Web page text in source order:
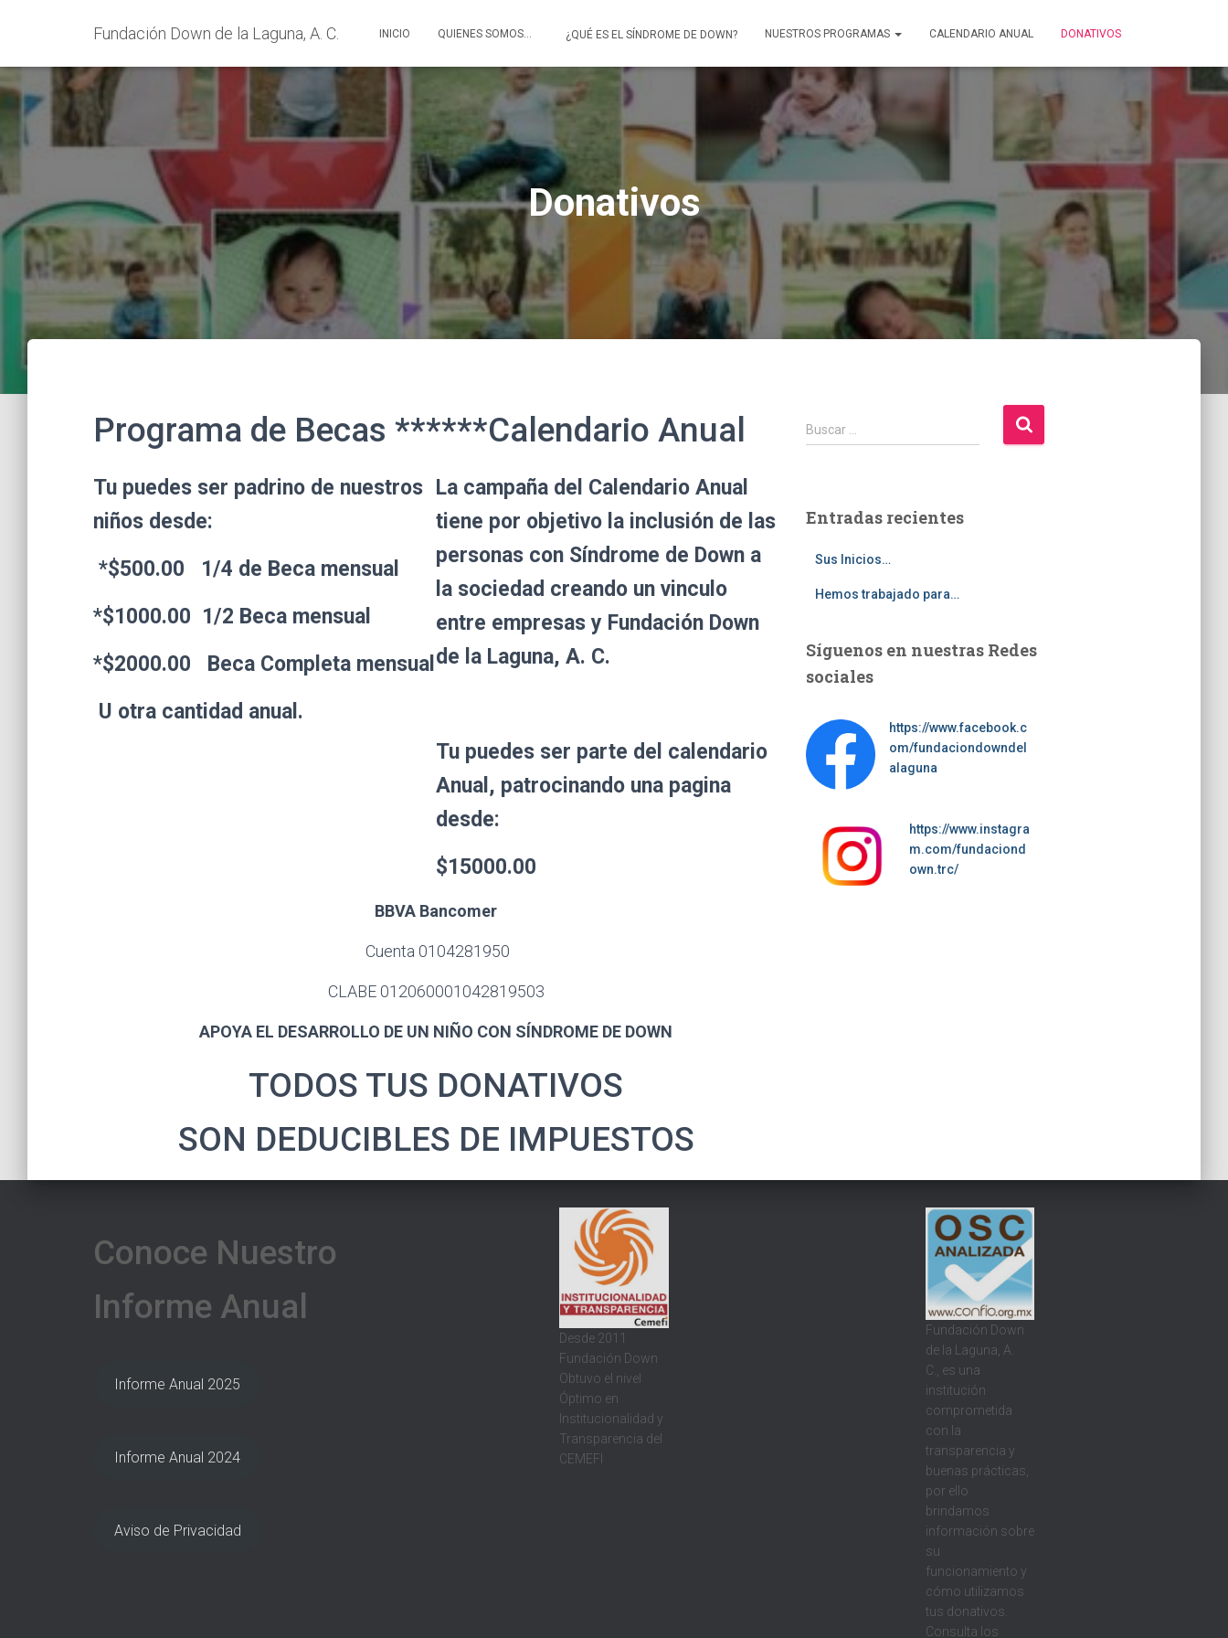
Fundación Down de la Laguna, A. C. INICIO QUIENES SOMOS… ¿QUÉ ES EL SÍNDROME DE DOWN? NUESTROS PROGRAMAS CALENDARIO ANUAL DONATIVOS
Donativos
Programa de Becas ******Calendario Anual
Tu puedes ser padrino de nuestros
niños desde:
*$500.00 1/4 de Beca mensual
*$1000.00 1/2 Beca mensual
*$2000.00 Beca Completa mensual
U otra cantidad anual.
La campaña del Calendario Anual
tiene por objetivo la inclusión de las
personas con Síndrome de Down a
la sociedad creando un vinculo
entre empresas y Fundación Down
de la Laguna, A. C.
Tu puedes ser parte del calendario
Anual, patrocinando una pagina
desde:
$15000.00
BBVA Bancomer
Cuenta 0104281950
CLABE 012060001042819503
APOYA EL DESARROLLO DE UN NIÑO CON SÍNDROME DE DOWN
TODOS TUS DONATIVOS
SON DEDUCIBLES DE IMPUESTOS
B
u
r
Buscar …
Entradas recientes
Sus Inicios…
Hemos trabajado para…
Síguenos en nuestras Redes
sociales
https://www.facebook.c
om/fundaciondowndel
alaguna
https://www.instagra
m.com/fundaciond
own.trc/
Conoce Nuestro
Informe Anual
Informe Anual 2025
Informe Anual 2024
Aviso de Privacidad
Desde 2011
Fundación Down
Obtuvo el nivel
Óptimo en
Institucionalidad y
Transparencia del
CEMEFI
Fundación Down
de la Laguna, A.
C., es una
institución
comprometida
con la
transparencia y
buenas prácticas,
por ello
brindamos
información sobre
su
funcionamiento y
cómo utilizamos
tus donativos.
Consulta los